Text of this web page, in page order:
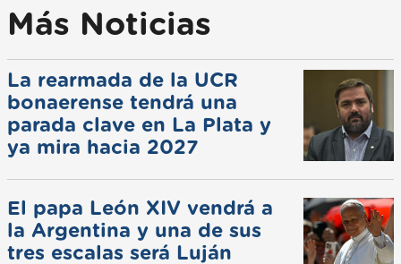
Más Noticias
La rearmada de la UCR
bonaerense tendrá una
parada clave en La Plata y
ya mira hacia 2027
El papa León XIV vendrá a
la Argentina y una de sus
tres escalas será Luján